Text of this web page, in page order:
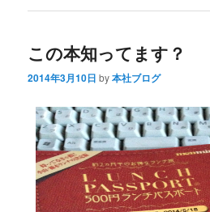
この本知ってます？
2014年3月10日 by本社ブログ